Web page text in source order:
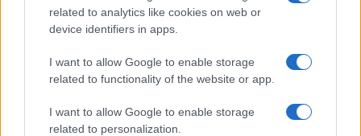
related to analytics like cookies on web or
device identifiers in apps.
I want to allow Google to enable storage
related to functionality of the website or app.
I want to allow Google to enable storage
related to personalization.